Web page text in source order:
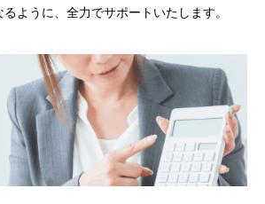
ように、全力でサポートいたします。